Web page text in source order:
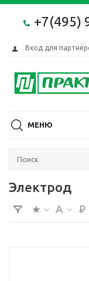
+7(495)
Вход для
МЕНЮ
Электрод